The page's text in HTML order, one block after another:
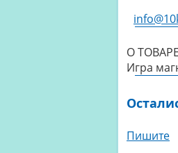
О ТОВАРЕ
Игра
Пишите